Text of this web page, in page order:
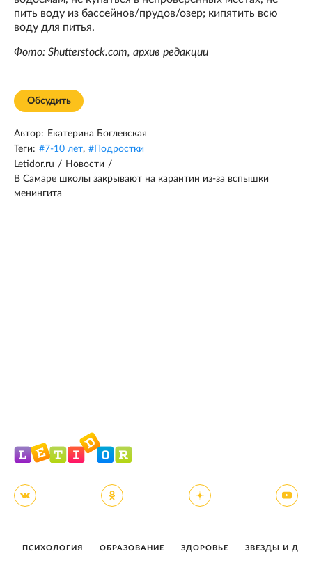
пить воду из бассейнов/прудов/озер; кипятить всю
воду для питья.
Фото: Shutterstock.com, архив редакции
Обсудить
Автор: Екатерина Боглевская
Теги: #7-10 лет, # Подростки
Letidor.ru / Новости /
В Самаре школы закрывают на карантин из-за вспышки
менингита
ПСИХОЛОГИЯ ОБРАЗОВАНИЕ ЗДОРОВЬЕ ЗВЕЗДЫ И